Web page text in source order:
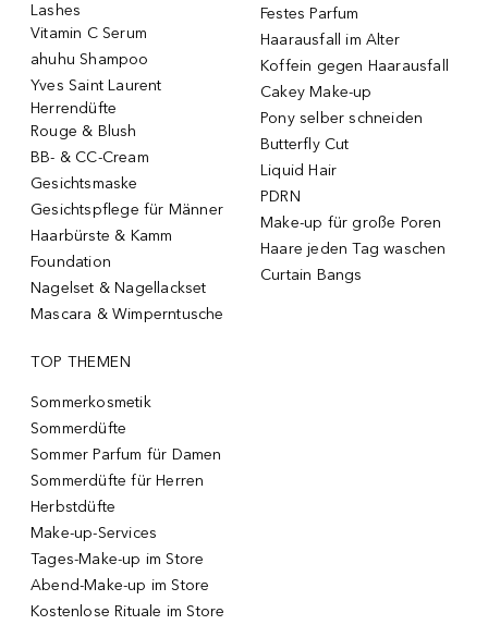
Lashes
Vitamin C Serum
ahuhu Shampoo
Yves Saint Laurent
Herrendüfte
Rouge & Blush
BB- & CC-Cream
Gesichtsmaske
Gesichtspflege für Männer
Haarbürste & Kamm
Foundation
Nagelset & Nagellackset
Mascara & Wimperntusche
Festes Parfum
Haarausfall im Alter
Koffein gegen Haarausfall
Cakey Make-up
Pony selber schneiden
Butterfly Cut
Liquid Hair
PDRN
Make-up für große Poren
Haare jeden Tag waschen
Curtain Bangs
TOP THEMEN
Sommerkosmetik
Sommerdüfte
Sommer Parfum für Damen
Sommerdüfte für Herren
Herbstdüfte
Make-up-Services
Tages-Make-up im Store
Abend-Make-up im Store
Kostenlose Rituale im Store